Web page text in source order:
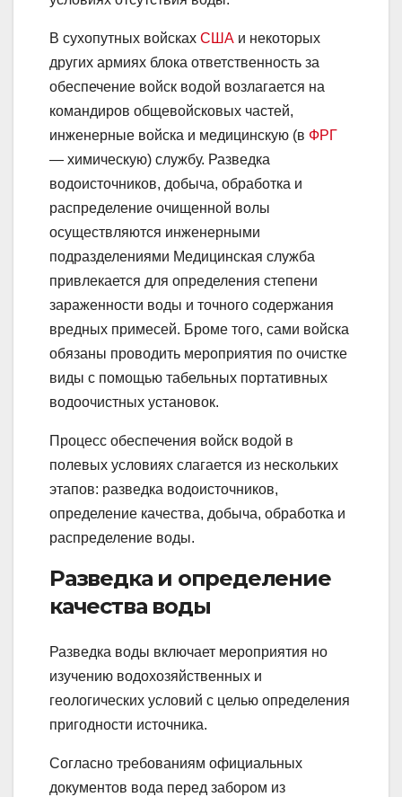
В сухопутных войсках США и некоторых
других армиях блока ответственность за
обеспечение войск водой возлагается на
командиров общевойсковых частей,
инженерные войска и медицинскую (в ФРГ
— химическую) службу. Разведка
водоисточников, добыча, обработка и
распределение очищенной волы
осуществляются инженерными
подразделениями Медицинская служба
привлекается для определения степени
зараженности воды и точного содержания
вредных примесей. Броме того, сами войска
обязаны проводить мероприятия по очистке
виды с помощью табельных портативных
водоочистных установок.
Процесс обеспечения войск водой в
полевых условиях слагается из нескольких
этапов: разведка водоисточников,
определение качества, добыча, обработка и
распределение воды.
Разведка и определение
качества воды
Разведка воды включает мероприятия но
изучению водохозяйственных и
геологических условий с целью определения
пригодности источника.
Согласно требованиям официальных
документов вода перед забором из